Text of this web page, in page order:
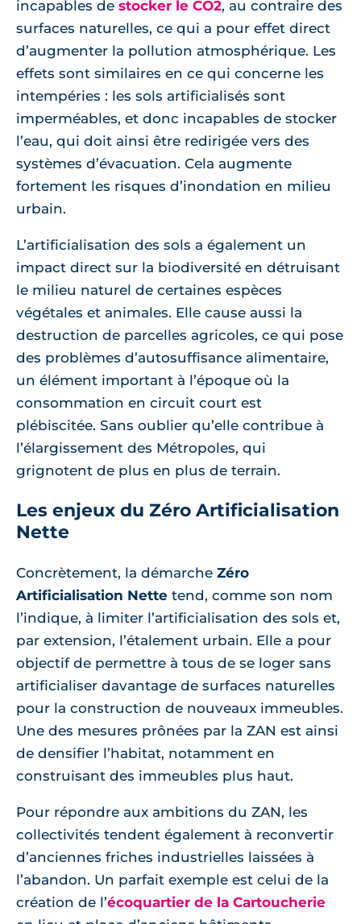
incapables de stocker le CO2, au contraire des
surfaces naturelles, ce qui a pour effet direct
d’augmenter la pollution atmosphérique. Les
effets sont similaires en ce qui concerne les
intempéries : les sols artificialisés sont
imperméables, et donc incapables de stocker
l’eau, qui doit ainsi être redirigée vers des
systèmes d’évacuation. Cela augmente
fortement les risques d’inondation en milieu
urbain.
L’artificialisation des sols a également un
impact direct sur la biodiversité en détruisant
le milieu naturel de certaines espèces
végétales et animales. Elle cause aussi la
destruction de parcelles agricoles, ce qui pose
des problèmes d’autosuffisance alimentaire,
un élément important à l’époque où la
consommation en circuit court est
plébiscitée. Sans oublier qu’elle contribue à
l’élargissement des Métropoles, qui
grignotent de plus en plus de terrain.
Les enjeux du Zéro Artificialisation
Nette
Concrètement, la démarche Zéro
Artificialisation Nette tend, comme son nom
l’indique, à limiter l’artificialisation des sols et,
par extension, l’étalement urbain. Elle a pour
objectif de permettre à tous de se loger sans
artificialiser davantage de surfaces naturelles
pour la construction de nouveaux immeubles.
Une des mesures prônées par la ZAN est ainsi
de densifier l’habitat, notamment en
construisant des immeubles plus haut.
Pour répondre aux ambitions du ZAN, les
collectivités tendent également à reconvertir
d’anciennes friches industrielles laissées à
l’abandon. Un parfait exemple est celui de la
création de l’écoquartier de la Cartoucherie